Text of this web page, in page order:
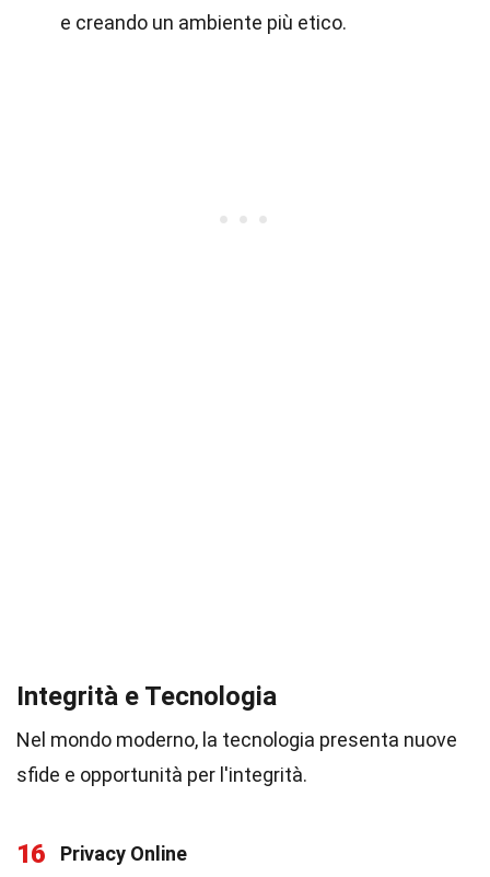
e creando un ambiente più etico.
Integrità e Tecnologia
Nel mondo moderno, la tecnologia presenta nuove
sfide e opportunità per l'integrità.
16 Privacy Online